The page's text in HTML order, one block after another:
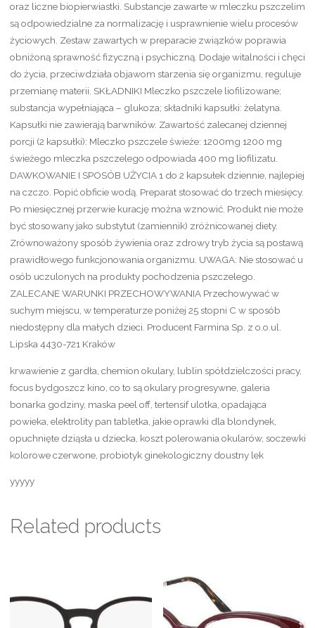
oraz liczne biopierwiastki. Substancje zawarte w mleczku pszczelim
są odpowiedzialne za normalizację i usprawnienie wielu procesów
życiowych. Zestaw zawartych w preparacie związków poprawia
obniżoną sprawność fizyczną i psychiczną. Dodaje witalności i chęci
do życia, przeciwdziała objawom starzenia się organizmu, reguluje
przemianę materii. SKŁADNIKI Mleczko pszczele liofilizowane;
substancja wypełniająca – glukoza; składniki kapsułki: żelatyna.
Kapsułki nie zawierają barwników. Zawartość zalecanej dziennej
porcji (2 kapsułki): Mleczko pszczele świeże: 1200mg 1200 mg
świeżego mleczka pszczelego odpowiada 400 mg liofilizatu.
DAWKOWANIE I SPOSÓB UŻYCIA 1 do 2 kapsułek dziennie, najlepiej
na czczo. Popić obficie wodą. Preparat stosować do trzech miesięcy.
Po miesięcznej przerwie kurację można wznowić. Produkt nie może
być stosowany jako substytut (zamiennik) zróżnicowanej diety.
Zrównoważony sposób żywienia oraz zdrowy tryb życia są postawą
prawidłowego funkcjonowania organizmu. UWAGA: Nie stosować u
osób uczulonych na produkty pochodzenia pszczelego.
ZALECANE WARUNKI PRZECHOWYWANIA Przechowywać w
suchym miejscu, w temperaturze poniżej 25 stopni C w sposób
niedostępny dla małych dzieci. Producent Farmina Sp. z o.o.ul.
Lipska 4430-721 Kraków
krwawienie z gardła, chemion okulary, lublin spółdzielczości pracy,
focus bydgoszcz kino, co to są okulary progresywne, galeria
bonarka godziny, maska peel off, tertensif ulotka, opadająca
powieka, elektrolity pan tabletka, jakie oprawki dla blondynek,
opuchnięte dziąsła u dziecka, koszt polerowania okularów, soczewki
kolorowe czerwone, probiotyk ginekologiczny doustny lek
yyyyy
Related products